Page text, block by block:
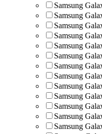
Samsung
Samsung
Samsung
Samsung
Samsung
Samsung
Samsung
Samsung
Samsung
Samsung
Samsung
Samsung
Samsung